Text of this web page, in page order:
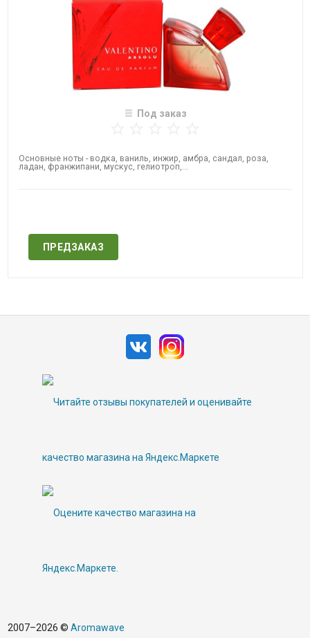
Под заказ
Основные ноты - водка, ваниль, инжир, амбра, сандал, роза,
ладан, франжипани, мускус, гелиотроп,...
ПРЕДЗАКАЗ
2007–2026 © Aromawave